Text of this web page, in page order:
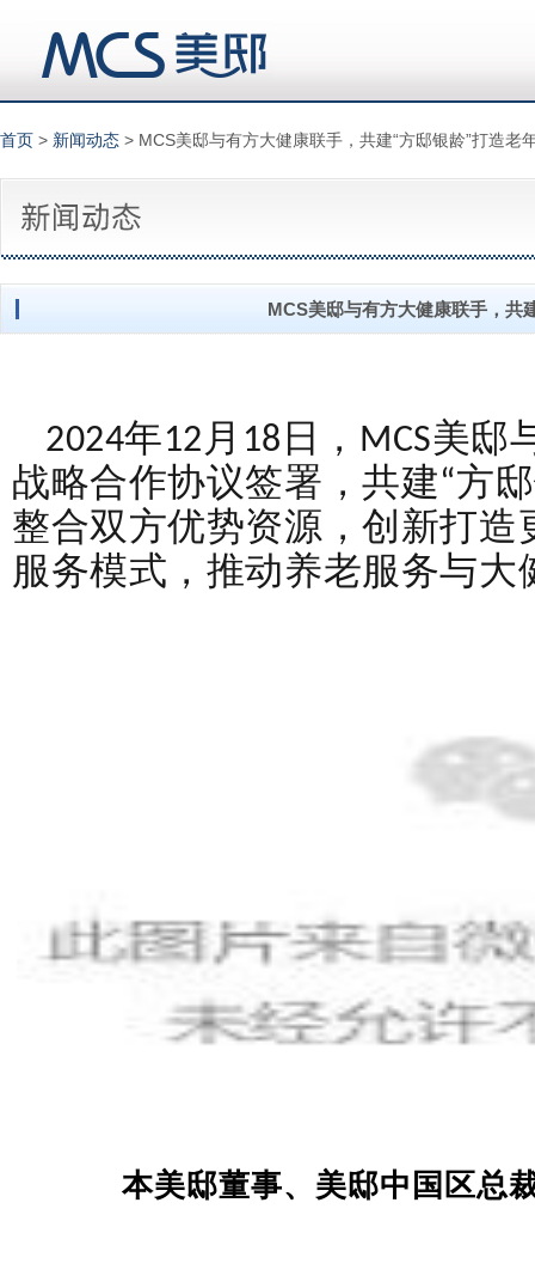
首页 > 新闻动态 > MCS美邸与有方大健康联手，共建“方邸银龄”打造老
MCS美邸与有方大健康联手，共
2024年12月18日，MCS美
战略合作协议签署，共建“方
整合双方优势资源，创新打
服务模式，推动养老服务与大
本美邸董事、美邸中国区总